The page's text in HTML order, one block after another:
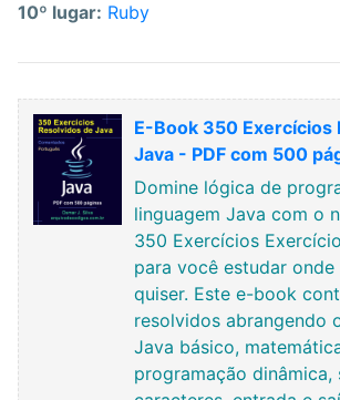
10º lugar: Ruby
E-Book 350 Exercícios
Java - PDF com 500
Domine lógica de
linguagem Java com o
350 Exercícios
para você estudar onde
quiser. Este e-book
resolvidos abrangendo
Java básico,
programação dinâmica,